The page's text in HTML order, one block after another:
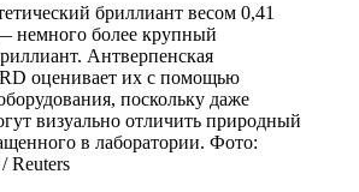
бриллиант весом 0,41
немного более крупный
Антверпенская
оценивает их с помощью
поскольку даже
визуально отличить природный
в лаборатории. Фото:
Reuters